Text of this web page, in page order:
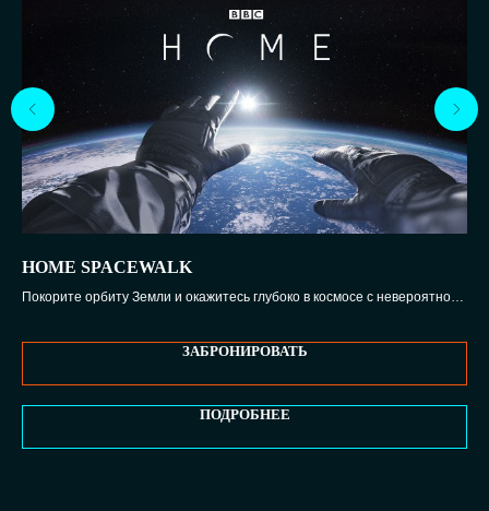
HOME SPACEWALK
Покорите орбиту Земли и окажитесь глубоко в космосе с невероятной
ЗАБРОНИРОВАТЬ
ПОДРОБНЕЕ